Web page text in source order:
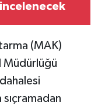
(MAK)
Müdürlüğü
sıçramadan